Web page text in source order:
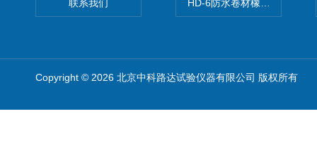
联系我们 HD-6防水卷材橡胶测厚仪
Copyright © 2026 北京中科路达试验仪器有限公司 版权所有